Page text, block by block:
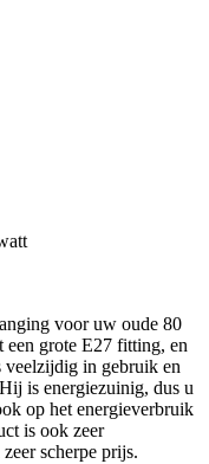
voor uw oude 80
een grote E27 fitting, en
in gebruik en
is energiezuinig, dus u
op het energieverbruik
is ook zeer
scherpe prijs.